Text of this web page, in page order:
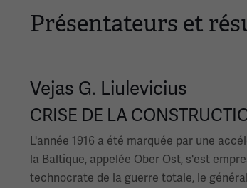
Présentateurs et
Vejas G. Liulevicius
CRISE DE LA
L'année 1916 a été marquée par une
la Baltique, appelée Ober Ost, s'est
technocrate de la guerre totale, le